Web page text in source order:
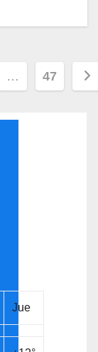
… 47
Jue